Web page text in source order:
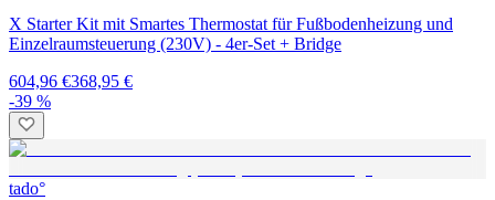
X Starter Kit mit Smartes Thermostat für Fußbodenheizung und
Einzelraumsteuerung (230V) - 4er-Set + Bridge
604,96 €368,95 €
-39 %
tado°